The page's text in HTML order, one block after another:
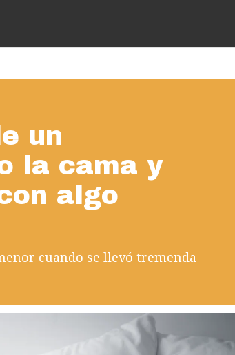
un
la cama y
algo
cuando se llevó tremenda